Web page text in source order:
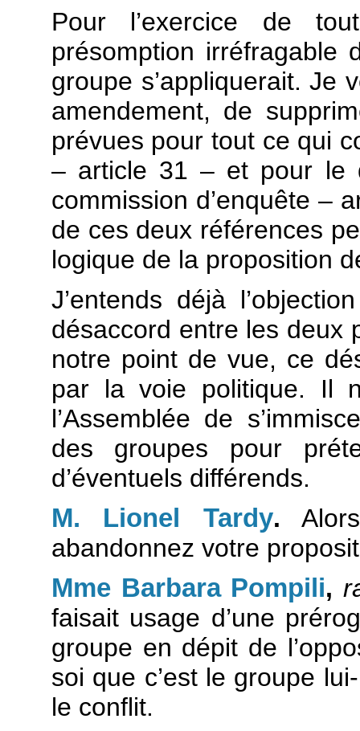
Pour l’exercice de
présomption irréfragable
groupe s’appliquerait. Je
amendement, de
prévues pour tout ce qui
– article 31 – et pour le
commission d’enquête –
de ces deux références
logique de la proposition
J’entends déjà
désaccord entre les deux
notre point de vue, ce
par la voie politique. Il
l’Assemblée de
des groupes pour
d’éventuels différends.
M. Lionel Tardy.
abandonnez votre
Mme Barbara Pompili,
faisait usage d’une
groupe en dépit de
soi que c’est le groupe
le conflit.